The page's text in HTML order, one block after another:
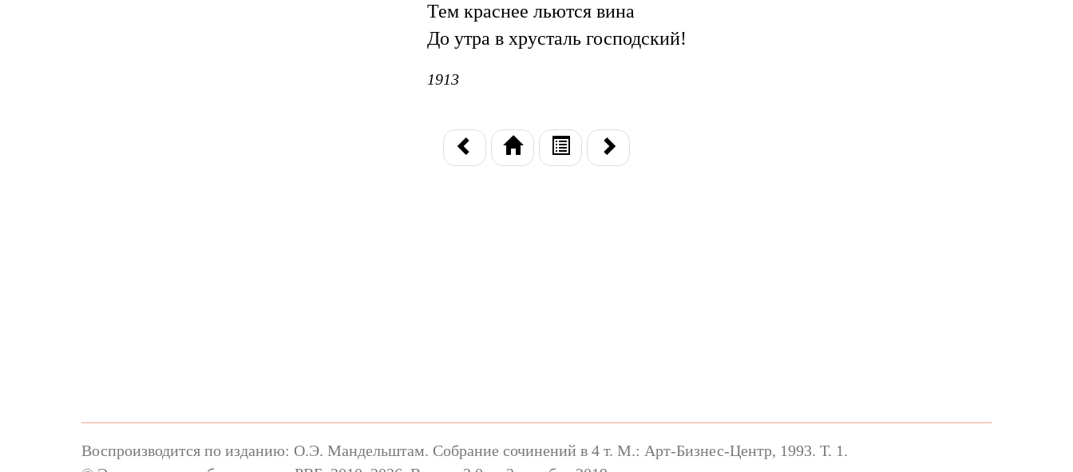
Тем краснее льются вина
До утра в хрусталь господский!
1913
Воспроизводится по изданию: О.Э. Мандельштам. Собрание сочинений в 4 т. М.: Арт-Бизнес-Центр, 1993. Т. 1.